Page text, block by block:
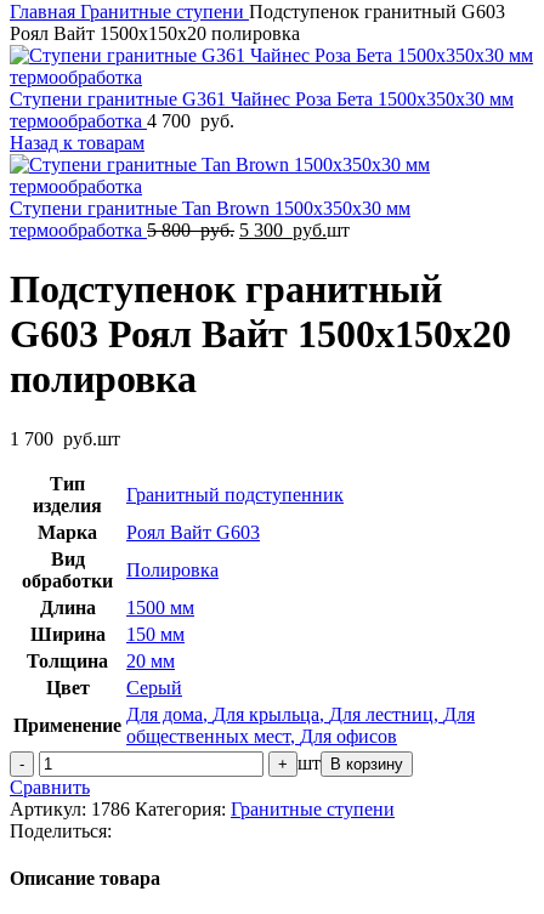
Главная Гранитные ступени Подступенок гранитный G603
Роял Вайт 1500x150x20 полировка
Ступени гранитные G361 Чайнес Роза Бета 1500x350x30 мм
термообработка 4 700 руб.
Назад к товарам
Ступени гранитные Tan Brown 1500x350x30 мм
термообработка 5 800руб. Первоначальная
800
руб..
5 300 руб.Текущая
300
шт
Подступенок гранитный
G603 Роял Вайт 1500x150x20
полировка
1 700 руб.шт
Тип
изделия
Гранитный подступенник
Марка
Роял Вайт G603
Вид
обработки
Полировка
Длина
1500 мм
Ширина
150 мм
Толщина
20 мм
Цвет
Серый
Применение
Для дома, Для крыльца, Для лестниц, Для
общественных мест, Для офисов
Количество
товара
Подступенок
гранитный
G603
Вайт
шт В корзину
Сравнить
Артикул: 1786 Категория: Гранитные ступени
Поделиться:
Описание товара